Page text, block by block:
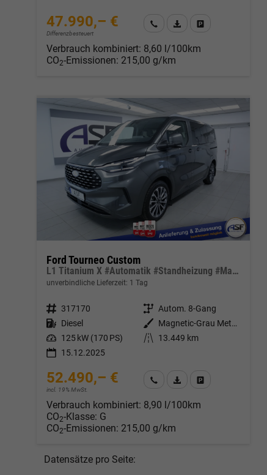
47.990,– €
Differenzbesteuert
Wir rufen Sie anFahrzeugexposé (PDF)
Fahrzeug parken
Verbrauch kombiniert: 8,60 l/100km
CO2-Emissionen: 215,00 g/km
Ford Tourneo Custom
L1 Titanium X #Automatik #Standheizung #Matrix LED #B&O Sound #ACC #AHK
unverbindliche Lieferzeit: 1 Tag
Fahrzeugnr. 317170 Getriebe Autom. 8-Gang
Kraftstoff Diesel Außenfarbe
Magnetic-Grau Metallic
Leistung 125 kW (170 PS) Kilometerstand
13.449 km
15.12.2025
52.490,– €
incl. 19% MwSt.
Wir rufen Sie anFahrzeugexposé (PDF)
Fahrzeug parken
Verbrauch kombiniert: 8,90 l/100km
CO2-Klasse: G
CO2-Emissionen: 215,00 g/km
Datensätze pro Seite: